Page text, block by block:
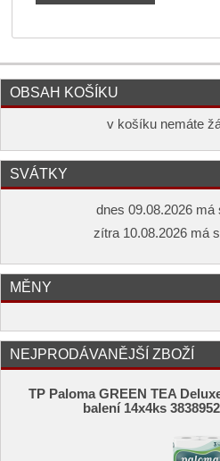
OBSAH KOŠÍKU
v košíku nemáte
SVÁTKY
dnes 09.08.2026 má
zítra 10.08.2026 má
MĚNY
NEJPRODÁVANĚJŠÍ ZBOŽÍ
TP Paloma GREEN TEA
balení 14x4ks